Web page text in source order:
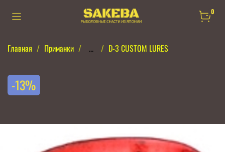
0
Главная Приманки ... D-3 CUSTOM LURES
-13%